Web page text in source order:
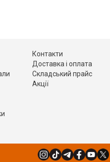
Контакти
Доставка і оплата
Складський прайс
Акції